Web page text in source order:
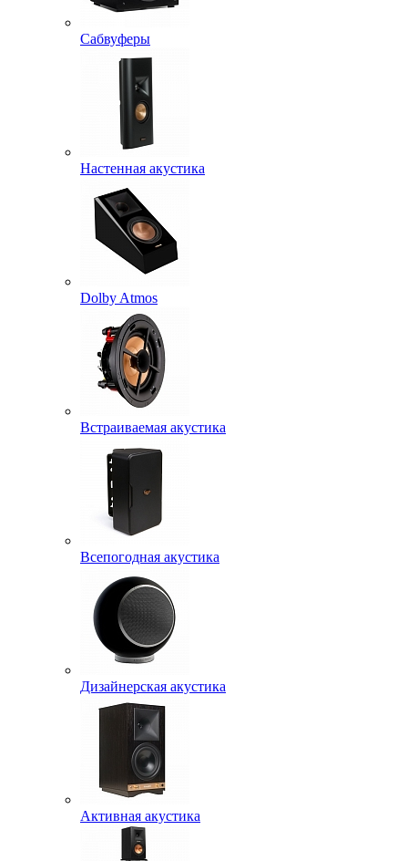
Сабвуферы
Настенная акустика
Dolby Atmos
Встраиваемая акустика
Всепогодная акустика
Дизайнерская акустика
Активная акустика